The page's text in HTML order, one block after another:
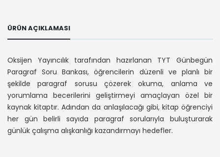
ÜRÜN AÇIKLAMASI
Oksijen Yayıncılık tarafından hazırlanan TYT Günbegün
Paragraf Soru Bankası, öğrencilerin düzenli ve planlı bir
şekilde paragraf sorusu çözerek okuma, anlama ve
yorumlama becerilerini geliştirmeyi amaçlayan özel bir
kaynak kitaptır. Adından da anlaşılacağı gibi, kitap öğrenciyi
her gün belirli sayıda paragraf sorularıyla buluşturarak
günlük çalışma alışkanlığı kazandırmayı hedefler.